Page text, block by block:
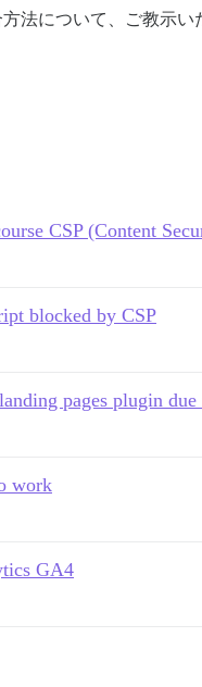
法について、ご教示い
CSP (Content
blocked by CSP
pages plugin
work
GA4